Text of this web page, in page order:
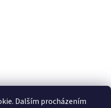
Dalším procházením